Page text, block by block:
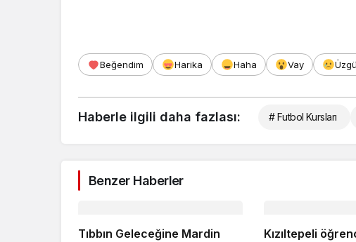
Beğendim Harika Haha Vay
Haberle ilgili daha fazlası: # Futbol Kursları
Benzer Haberler
Tıbbın Geleceğine Mardin
Kızıltepeli